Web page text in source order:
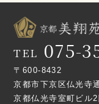
TEL 075-
〒600-8432
京都市下京区仏光寺
京都仏光寺室町ビル